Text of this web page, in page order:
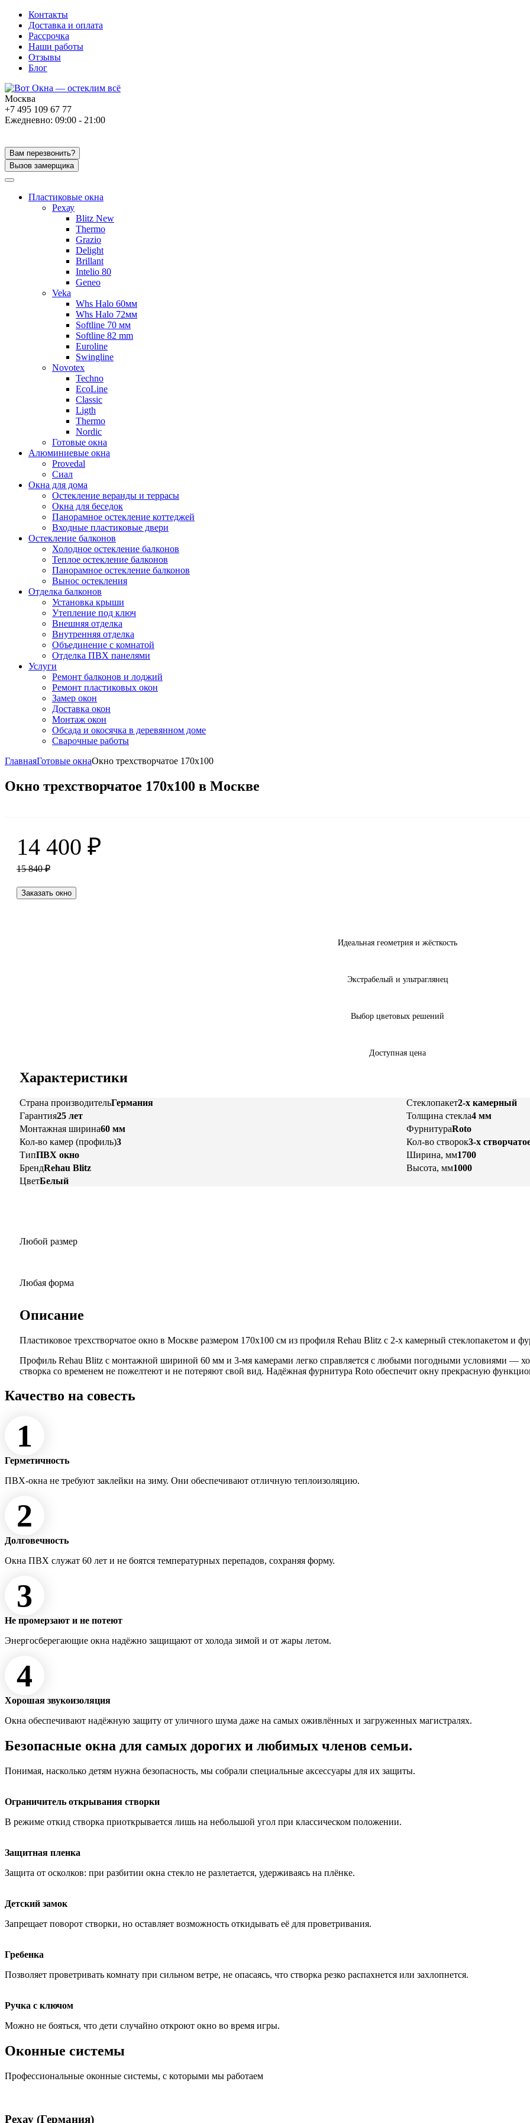
Контакты
Доставка и оплата
Рассрочка
Наши работы
Отзывы
Блог
Москва
+7 495 109 67 77
Ежедневно: 09:00 - 21:00
Вам перезвонить?
Вызов замерщика
Пластиковые окна
Рехау
Blitz New
Thermo
Grazio
Delight
Brillant
Intelio 80
Geneo
Veka
Whs Halo 60мм
Whs Halo 72мм
Softline 70 мм
Softline 82 mm
Euroline
Swingline
Novotex
Techno
EcoLine
Classic
Ligth
Thermo
Nordic
Готовые окна
Алюминиевые окна
Provedal
Сиал
Окна для дома
Остекление веранды и террасы
Окна для беседок
Панорамное остекление коттеджей
Входные пластиковые двери
Остекление балконов
Холодное остекление балконов
Теплое остекление балконов
Панорамное остекление балконов
Вынос остекления
Отделка балконов
Установка крыши
Утепление под ключ
Внешняя отделка
Внутренняя отделка
Объединение с комнатой
Отделка ПВХ панелями
Услуги
Ремонт балконов и лоджий
Ремонт пластиковых окон
Замер окон
Доставка окон
Монтаж окон
Обсада и окосячка в деревянном доме
Сварочные работы
ГлавнаяГотовые окнаОкно трехстворчатое 170x100
Окно трехстворчатое 170x100 в Москве
14 400 ₽
15 840₽
Заказать окно
Идеальная геометрия и жёсткость
Экстрабелый и ультраглянец
Выбор цветовых решений
Доступная цена
Характеристики
Страна производительГермания
Гарантия25 лет
Монтажная ширина60 мм
Кол-во камер (профиль)3
ТипПВХ окно
БрендRehau Blitz
ЦветБелый
Стеклопакет2-х камерный
Толщина стекла4 мм
ФурнитураRoto
Кол-во створок3-х
Ширина, мм1700
Высота, мм1000
Любой размер
Любая форма
Описание
Пластиковое трехстворчатое окно в Москве размером 170x100 см из профиля Rehau Blitz с 2-х камерный стеклопакетом и
Профиль Rehau Blitz с монтажной шириной 60 мм и 3-мя камерами легко справляется с любыми погодными условиями —
створка со временем не пожелтеют и не потеряют свой вид. Надёжная фурнитура Roto обеспечит окну прекрасную
Качество на совесть
1
Герметичность
ПВХ-окна не требуют заклейки на зиму. Они обеспечивают отличную теплоизоляцию.
2
Долговечность
Окна ПВХ служат 60 лет и не боятся температурных перепадов, сохраняя форму.
3
Не промерзают и не потеют
Энергосберегающие окна надёжно защищают от холода зимой и от жары летом.
4
Хорошая звукоизоляция
Окна обеспечивают надёжную защиту от уличного шума даже на самых оживлённых и загруженных магистралях.
Безопасные окна для самых дорогих и любимых членов семьи.
Понимая, насколько детям нужна безопасность, мы собрали специальные аксессуары для их защиты.
Ограничитель открывания створки
В режиме откид створка приоткрывается лишь на небольшой угол при классическом положении.
Защитная пленка
Защита от осколков: при разбитии окна стекло не разлетается, удерживаясь на плёнке.
Детский замок
Запрещает поворот створки, но оставляет возможность откидывать её для проветривания.
Гребенка
Позволяет проветривать комнату при сильном ветре, не опасаясь, что створка резко распахнется или захлопнется.
Ручка с ключом
Можно не бояться, что дети случайно откроют окно во время игры.
Оконные системы
Профессиональные оконные системы, с которыми мы работаем
Рехау (Германия)